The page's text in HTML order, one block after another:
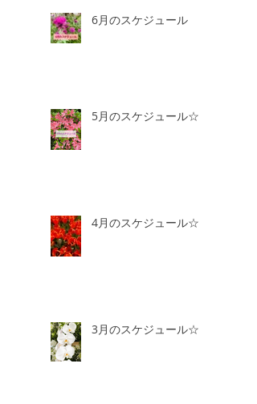
6月のスケジュール
5月のスケジュール☆
4月のスケジュール☆
3月のスケジュール☆